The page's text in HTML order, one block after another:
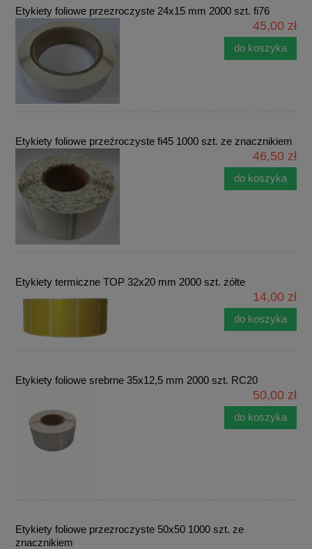
Etykiety foliowe przezroczyste 24x15 mm 2000 szt. fi76
45,00 zł
do koszyka
Etykiety foliowe przeźroczyste fi45 1000 szt. ze znacznikiem
46,50 zł
do koszyka
Etykiety termiczne TOP 32x20 mm 2000 szt. żółte
14,00 zł
do koszyka
Etykiety foliowe srebrne 35x12,5 mm 2000 szt. RC20
50,00 zł
do koszyka
Etykiety foliowe przezroczyste 50x50 1000 szt. ze
znacznikiem